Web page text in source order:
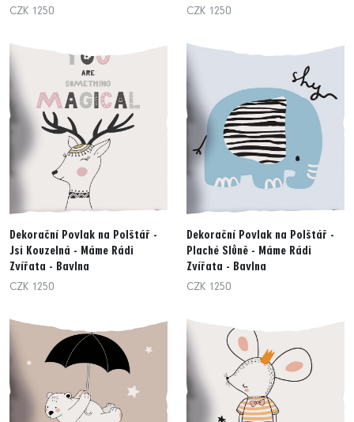
CZK 1250 CZK 1250
Dekorační Povlak na Polštář -
Jsi Kouzelná - Máme Rádi
Zvířata - Bavlna
CZK 1250
Dekorační Povlak na Polštář -
Plaché Slůně - Máme Rádi
Zvířata - Bavlna
CZK 1250